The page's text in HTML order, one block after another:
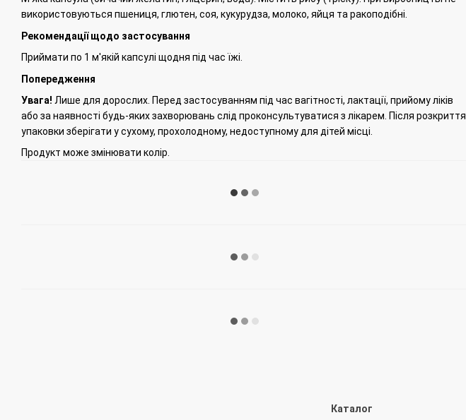
використовуються пшениця, глютен, соя, кукурудза, молоко, яйця та ракоподібні.
Рекомендації щодо застосування
Приймати по 1 м'якій капсулі щодня під час їжі.
Попередження
Увага! Лише для дорослих. Перед застосуванням під час вагітності, лактації, прийому ліків
або за наявності будь-яких захворювань слід проконсультуватися з лікарем. Після розкриття
упаковки зберігати у сухому, прохолодному, недоступному для дітей місці.
Продукт може змінювати колір.
Каталог